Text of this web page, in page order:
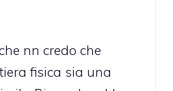
nn credo che
fisica sia una